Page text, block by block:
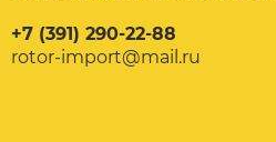
+7 (391) 290-22-88
rotor-import@mail.ru